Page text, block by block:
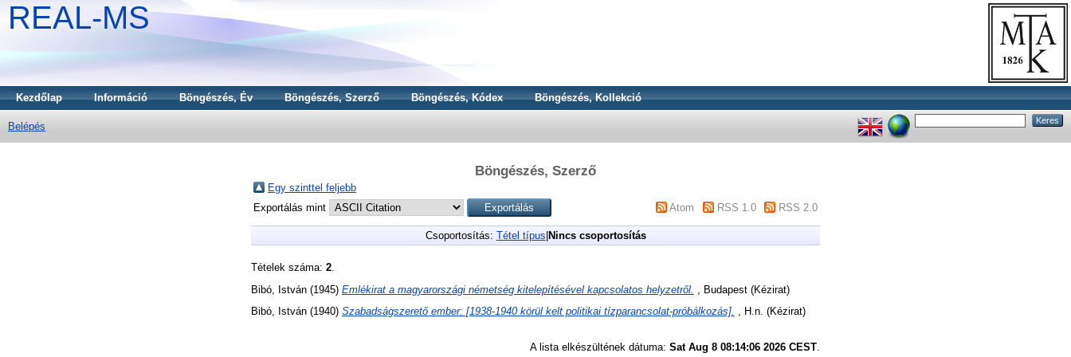
REAL-MS
Kezdőlap Információ Böngészés, Év Böngészés, Szerző Böngészés, Kódex Böngészés, Kollekció
Belépés
Böngészés, Szerző
Egy szinttel feljebb
Exportálás mint
Atom RSS 1.0 RSS 2.0
Csoportosítás: Tétel típus Nincs csoportosítás
Tételek száma: 2
Bibó, István (1945) Emlékirat a magyarországi németség kitelepítésével kapcsolatos helyzetről.
, Budapest (Kézirat)
Bibó, István (1940) Szabadságszerető ember: [1938-1940 körül kelt politikai tízparancsolat-próbálkozás]. , H.n. (Kézirat)
A lista elkészültének dátuma: Sat Aug 8 08:14:06 2026 CEST.